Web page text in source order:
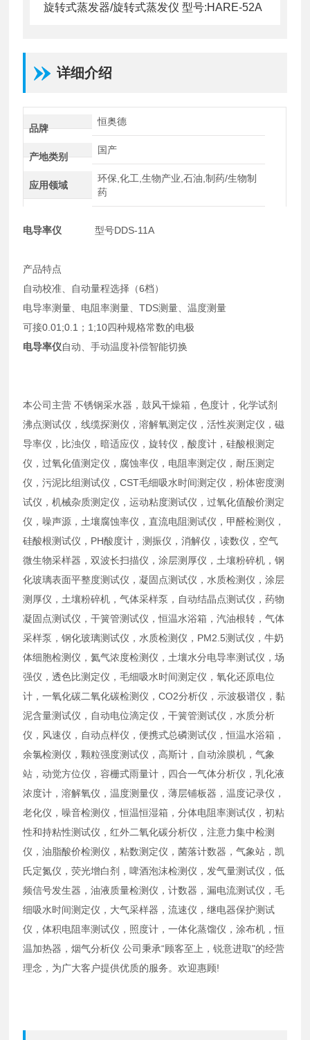
旋转式蒸发器/旋转式蒸发仪 型号:HARE-52A
详细介绍
品牌
恒奥德
产地类别
国产
应用领域
环保,化工,生物产业,石油,制药/生物制
药
电导率仪 型号DDS-11A
产品特点
自动校准、自动量程选择（6档）
电导率测量、电阻率测量、TDS测量、温度测量
可接0.01;0.1；1;10四种规格常数的电极
电导率仪自动、手动温度补偿智能切换
本公司主营 不锈钢采水器，鼓风干燥箱，色度计，化学试剂
沸点测试仪，线缆探测仪，溶解氧测定仪，活性炭测定仪，磁
导率仪，比浊仪，暗适应仪，旋转仪，酸度计，硅酸根测定
仪，过氧化值测定仪，腐蚀率仪，电阻率测定仪，耐压测定
仪，污泥比组测试仪，CST毛细吸水时间测定仪，粉体密度测
试仪，机械杂质测定仪，运动粘度测试仪，过氧化值酸价测定
仪，噪声源，土壤腐蚀率仪，直流电阻测试仪，甲醛检测仪，
硅酸根测试仪，PH酸度计，测振仪，消解仪，读数仪，空气
微生物采样器，双波长扫描仪，涂层测厚仪，土壤粉碎机，钢
化玻璃表面平整度测试仪，凝固点测试仪，水质检测仪，涂层
测厚仪，土壤粉碎机，气体采样泵，自动结晶点测试仪，药物
凝固点测试仪，干簧管测试仪，恒温水浴箱，汽油根转，气体
采样泵，钢化玻璃测试仪，水质检测仪，PM2.5测试仪，牛奶
体细胞检测仪，氦气浓度检测仪，土壤水分电导率测试仪，场
强仪，透色比测定仪，毛细吸水时间测定仪，氧化还原电位
计，一氧化碳二氧化碳检测仪，CO2分析仪，示波极谱仪，黏
泥含量测试仪，自动电位滴定仪，干簧管测试仪，水质分析
仪，风速仪，自动点样仪，便携式总磷测试仪，恒温水浴箱，
余氯检测仪，颗粒强度测试仪，高斯计，自动涂膜机，气象
站，动觉方位仪，容栅式雨量计，四合一气体分析仪，乳化液
浓度计，溶解氧仪，温度测量仪，薄层铺板器，温度记录仪，
老化仪，噪音检测仪，恒温恒湿箱，分体电阻率测试仪，初粘
性和持粘性测试仪，红外二氧化碳分析仪，注意力集中检测
仪，油脂酸价检测仪，粘数测定仪，菌落计数器，气象站，凯
氏定氮仪，荧光增白剂，啤酒泡沫检测仪，发气量测试仪，低
频信号发生器，油液质量检测仪，计数器，漏电流测试仪，毛
细吸水时间测定仪，大气采样器，流速仪，继电器保护测试
仪，体积电阻率测试仪，照度计，一体化蒸馏仪，涂布机，恒
温加热器，烟气分析仪 公司秉承“顾客至上，锐意进取"的经营
理念，为广大客户提供优质的服务。欢迎惠顾!